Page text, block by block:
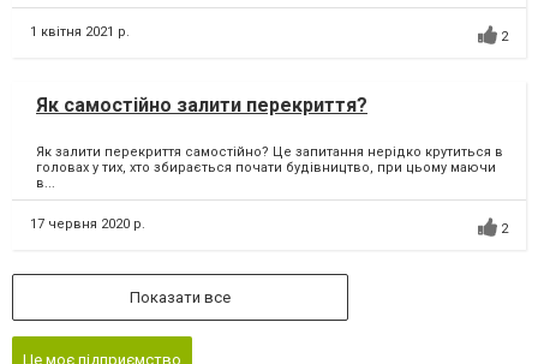
1 квітня 2021 р. 2
Як самостійно залити перекриття?
Як залити перекриття самостійно? Це запитання нерідко крутиться в
головах у тих, хто збирається почати будівництво, при цьому маючи
в...
17 червня 2020 р. 2
Показати все
Це моє підприємство